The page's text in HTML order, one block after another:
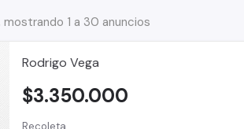
mostrando 1 a 30 anuncios
Rodrigo Vega
$3.350.000